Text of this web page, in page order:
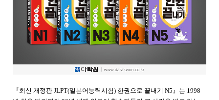
『최신 개정판 JLPT(일본어능력시험) 한권으로 끝내기 N5』는 1998